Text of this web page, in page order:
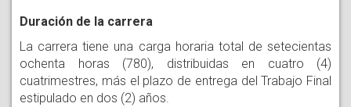
Duración de la carrera
La carrera tiene una carga horaria total de setecientas
ochenta horas (780), distribuidas en cuatro (4)
cuatrimestres, más el plazo de entrega del Trabajo Final
estipulado en dos (2) años.